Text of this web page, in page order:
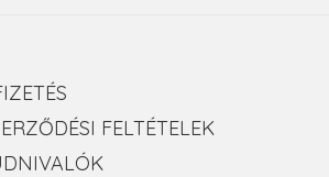
FELTÉTELEK